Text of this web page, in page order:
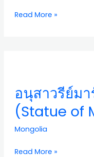
Public
Read More »
อนุสาวรีย์ม
(Statue of
Mongolia
มาร์
โค
โปโล
(Statue
Marco
Read More »